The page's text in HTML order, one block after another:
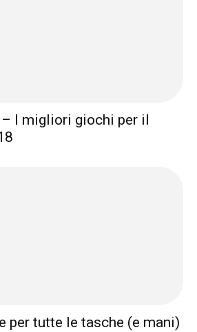
I migliori giochi per il
per tutte le tasche (e mani)